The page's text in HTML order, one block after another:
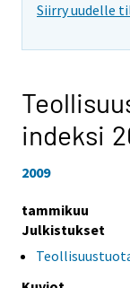
Siirry uudelle
indeksi
2009
tammikuu
Julkistukset